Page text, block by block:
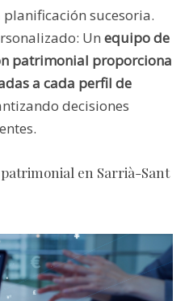
sucesoria.
Un equipo de
patrimonial proporciona
a cada perfil de
decisiones
en Sarrià-Sant